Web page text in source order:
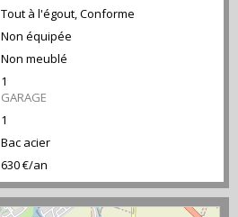
Tout à l'égout, Conforme
Non équipée
Non meublé
1
GARAGE
1
Bac acier
630 €/an